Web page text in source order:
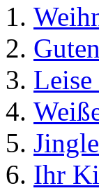
Leise
Ihr